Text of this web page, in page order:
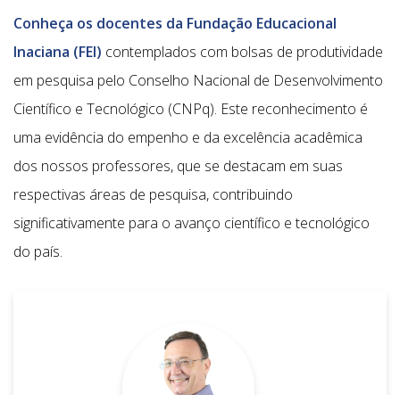
Conheça os docentes da Fundação Educacional
Inaciana (FEI) contemplados com bolsas de produtividade
em pesquisa pelo Conselho Nacional de Desenvolvimento
Científico e Tecnológico (CNPq). Este reconhecimento é
uma evidência do empenho e da excelência acadêmica
dos nossos professores, que se destacam em suas
respectivas áreas de pesquisa, contribuindo
significativamente para o avanço científico e tecnológico
do país.